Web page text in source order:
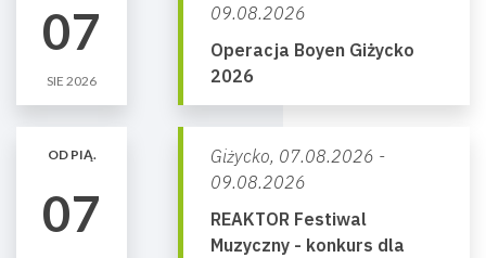
07
SIE 2026
09.08.2026
Operacja Boyen Giżycko
2026
OD PIĄ.
07
Giżycko, 07.08.2026 -
09.08.2026
REAKTOR Festiwal
Muzyczny - konkurs dla